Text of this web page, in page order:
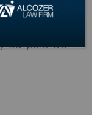
realizar
su país de